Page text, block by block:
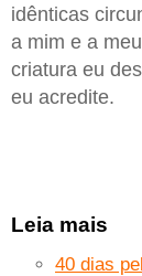
idênticas
a mim e a
criatura eu
eu acredite.
Leia mais
40 dias